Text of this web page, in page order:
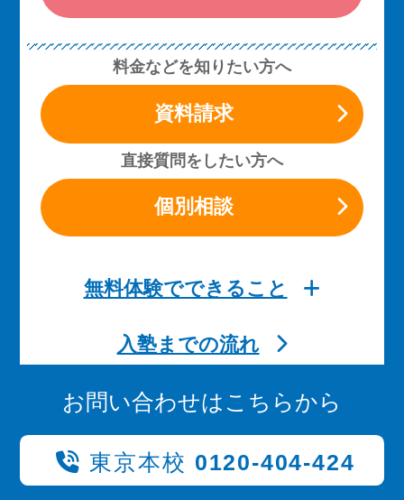
料金などを知りたい方へ
資料請求
直接質問をしたい方へ
個別相談
無料体験でできること
入塾までの流れ
お問い合わせはこちらから
東京本校 0120-404-424